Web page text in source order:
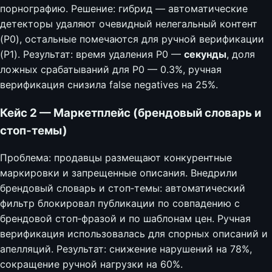
порнографию. Решение: гибрид — автоматические
детекторы удаляют очевидный нелегальный контент
(P0), остальные помечаются для ручной верификации
(P1). Результат: время удаления P0 — секунды, доля
ложных срабатываний для P0 — 0.3%, ручная
верификация снизила false negatives на 25%.
Кейс 2 — Маркетплейс (брендовый словарь и
стоп‑темы)
Проблема: продавцы размещают конкурентные
маркировки и запрещенные описания. Внедрили
брендовый словарь и стоп‑темы: автоматический
фильтр блокировал публикации по совпадению с
брендовой стоп‑фразой и по шаблонам цен. Ручная
верификация использовалась для спорных описаний и
апелляций. Результат: снижение нарушений на 78%,
сокращение ручной нагрузки на 60%.